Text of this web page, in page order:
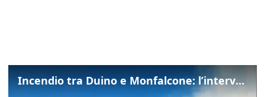
Incendio tra Duino e Monfalcone: l’intervento dei vigili del fuoco